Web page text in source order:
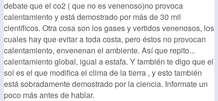
debate que el co2 ( que no es venenoso)no provoca
calentamiento y está demostrado por más de 30 mil
científicos. Otra cosa son los gases y vertidos venenosos, los
cuales hay que evitar a toda costa, pero éstos no provocan
calentamiento, envenenan el ambiente. Así que repito...
calentamiento global, igual a estafa. Y también te digo que el
sol es el que modifica el clima de la tierra , y esto también
está sobradamente demostrado por la ciencia. Informate un
poco más antes de hablar.